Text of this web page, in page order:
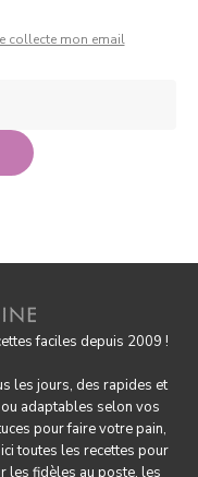
collecte mon email
faciles depuis 2009 !
les jours, des rapides et
ou adaptables selon vos
pourfaire votre pain,
toutes les recettes pour
les fidèles au poste, les